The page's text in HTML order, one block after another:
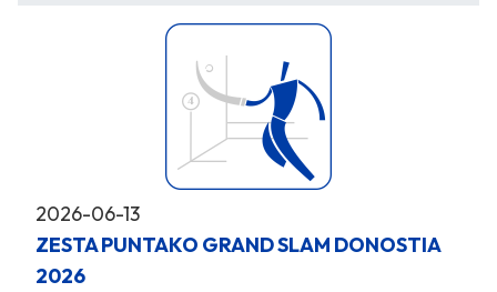
2026-06-13
ZESTA PUNTAKO GRAND SLAM DONOSTIA
2026